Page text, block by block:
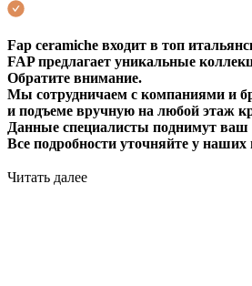
Fap ceramiche входит в топ
FAP предлагает уникальные
Обратите внимание.
Мы сотрудничаем с компаниями и
и подъеме вручную на любой этаж
Данные специалисты поднимут
Все подробности уточняйте у наших
Читать далее